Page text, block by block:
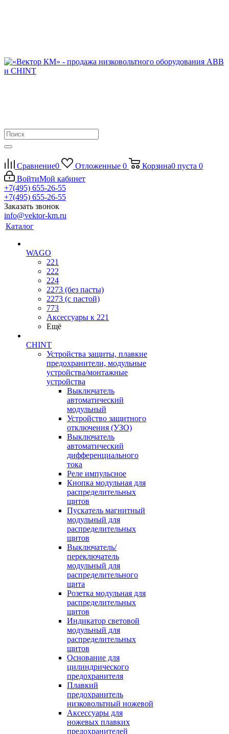
Сравнение0 Отложенные 0 Корзина0 пуста 0
ВойтиМой кабинет
+7(495) 655-26-55
+7(495) 655-26-55
Заказать звонок
info@vektor-km.ru
Каталог
WAGO
221
222
224
2273 (без пасты)
2273 (с пастой)
773
Аксессуары к 221
Ещё
CHINT
Устройства защиты, плавкие
предохранители, модульные
устройства/монтажные
устройства
Выключатель
автоматический
модульный
Устройство защитного
отключения (УЗО)
Выключатель
автоматический
дифференциального
тока
Реле импульсное
Кнопка модульная для
распределительных
щитов
Пускатель магнитный
модульный для
распределительных
щитов
Выключатель/
переключатель
модульный для
распределительного
щита
Розетка модульная для
распределительных
щитов
Индикатор световой
модульный для
распределительных
щитов
Основание для
цилиндрического
предохранителя
Плавкий
предохранитель
низковольтный ножевой
Аксессуары для
ножевых плавких
предохранителей